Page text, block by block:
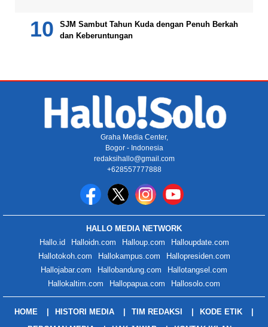
SJM Sambut Tahun Kuda dengan Penuh Berkah
dan Keberuntungan
Graha Media Center,
Bogor - Indonesia
redaksihallo@gmail.com
+628557777888
HALLO MEDIA NETWORK
Hallo.id
Halloidn.com Halloup.com
Halloupdate.com
Hallotokoh.com
Hallokampus.com
Hallopresiden.com
Hallojabar.com
Hallobandung.com
Hallotangsel.com
Hallokaltim.com
Hallopapua.com Hallosolo.com
HOME HISTORI MEDIA TIM REDAKSI
KODE ETIK